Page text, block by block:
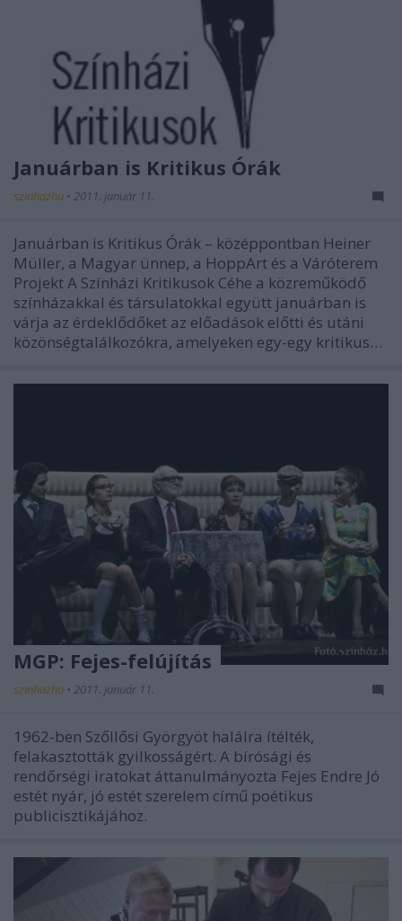
Januárban is Kritikus Órák
szinhazhu • 2011. január 11.
Januárban is Kritikus Órák – középpontban Heiner
Müller, a Magyar ünnep, a HoppArt és a Váróterem
Projekt A Színházi Kritikusok Céhe a közreműködő
színházakkal és társulatokkal együtt januárban is
várja az érdeklődőket az előadások előtti és utáni
közönségtalálkozókra, amelyeken egy-egy kritikus…
MGP: Fejes-felújítás
szinhazhu • 2011. január 11.
1962-ben Szőllősi Györgyöt halálra ítélték,
felakasztották gyilkosságért. A bírósági és
rendőrségi iratokat áttanulmányozta Fejes Endre Jó
estét nyár, jó estét szerelem című poétikus
publicisztikájához.